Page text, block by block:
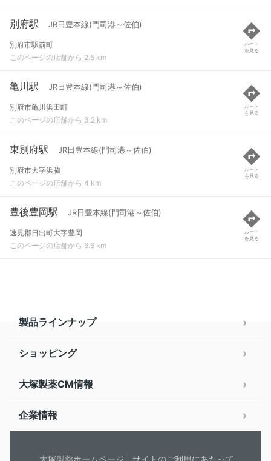
別府駅 JR日豊本線(門司港～佐伯)
別府市駅前町
このページの店舗から 2.5 km
ルート
を見る
亀川駅 JR日豊本線(門司港～佐伯)
別府市亀川浜田町
このページの店舗から 3.2 km
ルート
を見る
東別府駅 JR日豊本線(門司港～佐伯)
別府市大字浜脇
このページの店舗から 4 km
ルート
を見る
豊後豊岡駅 JR日豊本線(門司港～佐伯)
速見郡日出町大字豊岡
このページの店舗から 6.6 km
ルート
を見る
製品ラインナップ
ショッピング
大塚製薬CM情報
企業情報